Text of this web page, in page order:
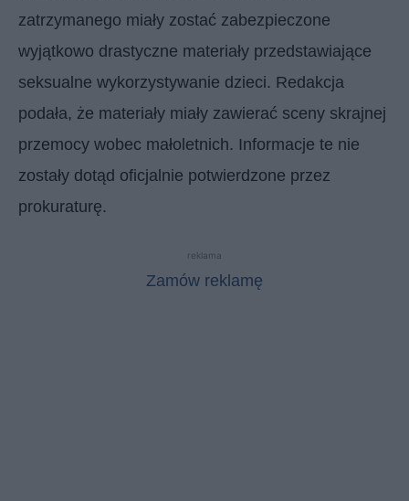
zatrzymanego miały zostać zabezpieczone
wyjątkowo drastyczne materiały przedstawiające
seksualne wykorzystywanie dzieci. Redakcja
podała, że materiały miały zawierać sceny skrajnej
przemocy wobec małoletnich. Informacje te nie
zostały dotąd oficjalnie potwierdzone przez
prokuraturę.
reklama
Zamów reklamę